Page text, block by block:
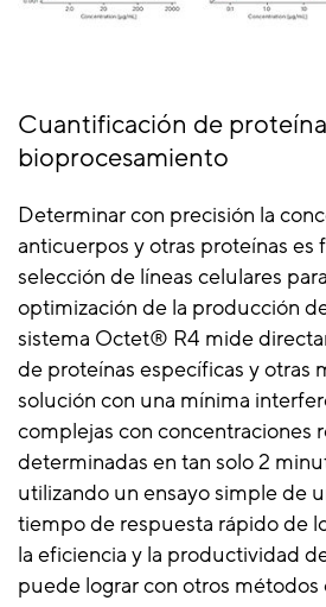
Cuantificación de
bioprocesamiento
Determinar con precisión la
anticuerpos y otras proteínas es
selección de líneas celulares
optimización de la producción
sistema Octet® R4 mide
de proteínas específicas y otras
solución con una mínima
complejas con concentraciones
determinadas en tan solo 2
utilizando un ensayo simple de
tiempo de respuesta rápido de
la eficiencia y la productividad
puede lograr con otros